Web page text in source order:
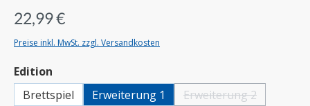
22,99 €
Preise inkl. MwSt. zzgl. Versandkosten
Edition
Brettspiel
Erweiterung 1 Erweiterung 2
(Diese Option ist